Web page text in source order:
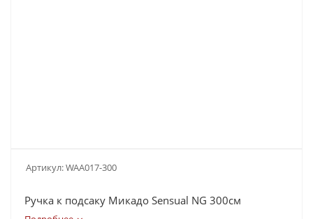
Артикул:WAA017-300
Ручка к подсаку Микадо Sensual NG 300см